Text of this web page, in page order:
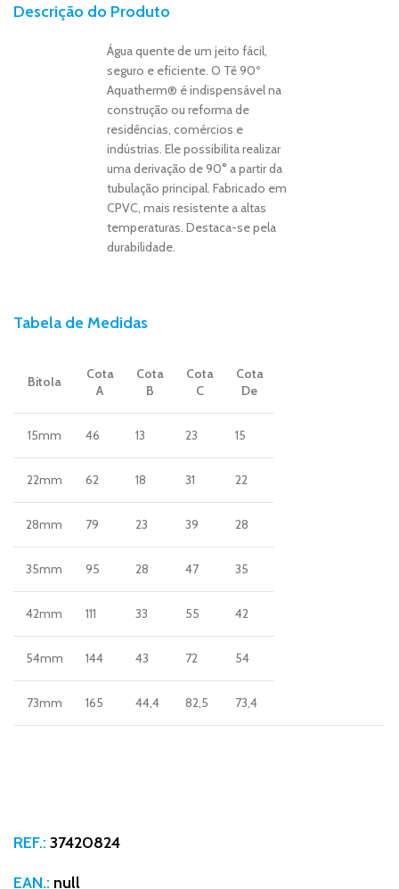
Descrição do Produto
Água quente de um jeito fácil,
seguro e eficiente. O Tê 90º
Aquatherm® é indispensável na
construção ou reforma de
residências, comércios e
indústrias. Ele possibilita realizar
uma derivação de 90° a partir da
tubulação principal. Fabricado em
CPVC, mais resistente a altas
temperaturas. Destaca-se pela
durabilidade.
Tabela de Medidas
Bitola
Cota
A
Cota
B
Cota
C
Cota
De
15mm 46 13 23 15
22mm 62 18 31 22
28mm 79 23 39 28
35mm 95 28 47 35
42mm 111 33 55 42
54mm 144 43 72 54
73mm 165 44,4 82,5 73,4
REF.: 37420824
EAN.: null